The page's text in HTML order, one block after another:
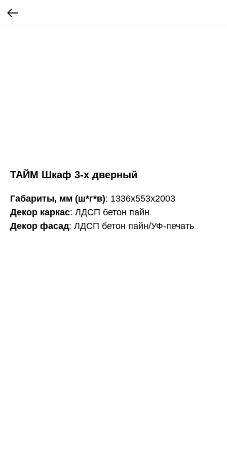
ТАЙМ Шкаф 3-х дверный
Габариты, мм (ш*г*в): 1336х553х2003
Декор каркас: ЛДСП бетон пайн
Декор фасад: ЛДСП бетон пайн/УФ-печать